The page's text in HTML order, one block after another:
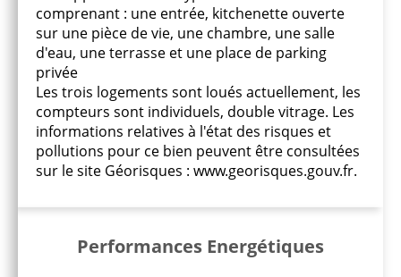
comprenant : une entrée, kitchenette ouverte
sur une pièce de vie, une chambre, une salle
d'eau, une terrasse et une place de parking
privée
Les trois logements sont loués actuellement, les
compteurs sont individuels, double vitrage. Les
informations relatives à l'état des risques et
pollutions pour ce bien peuvent être consultées
sur le site Géorisques : www.georisques.gouv.fr.
Performances Energétiques